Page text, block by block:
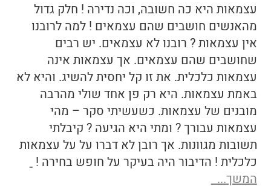
עצמאות היא כה חשובה, וכה נדירה ! חלק גדול
מהאנשים חושבים שהם עצמאים ! למה לרובנו
אין עצמאות ? רובנו לא עצמאים. יש רבים
שחושבים שהם עצמאים. אך עצמאות אינה
עצמאות כלכלית. את זו קל יחסית להשיג. והיא לא
באמת עצמאות. היא רק פן אחד שולי מהרבה
מובנים של עצמאות. כשעשיתי סקר – מהי
עצמאות עבורך ? ומתי היא הגיעה ? קיבלתי
תשובות מגוונות. אך רובן לא דברו על על עצמאות
כלכלית ! הדיבור היה בעיקר על חופש בחירה !
המשך...